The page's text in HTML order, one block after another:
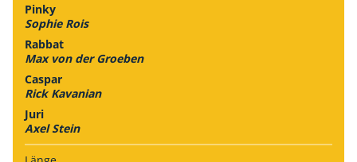
Pinky
Sophie Rois
Rabbat
Max von der Groeben
Caspar
Rick Kavanian
Juri
Axel Stein